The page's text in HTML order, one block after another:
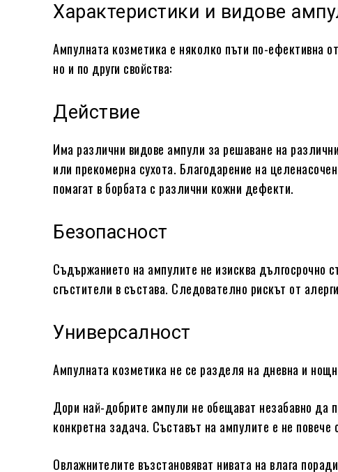
Характеристики и видове
Ампулната козметика е няколко пъти по-ефективна
но и по други свойства:
Действие
Има различни видове ампули за решаване на
или прекомерна сухота. Благодарение на
помагат в борбата с различни кожни дефекти.
Безопасност
Съдържанието на ампулите не изисква дългосрочно
сгъстители в състава. Следователно рискът от
Универсалност
Ампулната козметика не се разделя на дневна и
Дори най-добрите ампули не обещават незабавно да
конкретна задача. Съставът на ампулите е не повече
Овлажнителите възстановяват нивата на влага